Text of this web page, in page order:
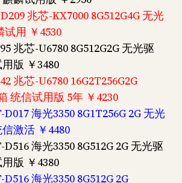
兆芯-KX7000 8G512G4G 无光
试用 ￥4530
兆芯-U6780 8G512G2G 无光驱
版 ￥3480
兆芯-U6780 16G2T256G2G
统信试用版 5年 ￥4230
海光3350 8G1T256G 2G 无光
激活 ￥4480
海光3350 8G512G 2G 无光驱
版 ￥4380
海光3350 8G512G 2G